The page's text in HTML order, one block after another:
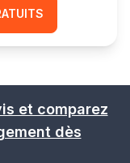
et comparez
dès